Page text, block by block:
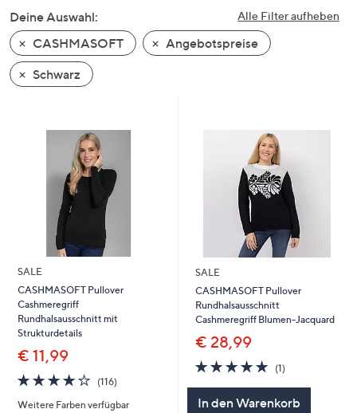
nach
unten
oder
wischen
Sie
anzuzeigen.
Alle Filter aufheben
Deine Auswahl:
CASHMASOFT
Angebotspreise
Schwarz
SALE
CASHMASOFT Pullover
Cashmeregriff
Rundhalsausschnitt mit
Strukturdetails
€ 11,99
4.0
von
5
(116)116
Weitere Farben verfügbar
SALE
CASHMASOFT Pullover
Rundhalsausschnitt
Cashmeregriff Blumen-Jacquard
€ 28,99
5.0
von
(1)1
In den Warenkorb